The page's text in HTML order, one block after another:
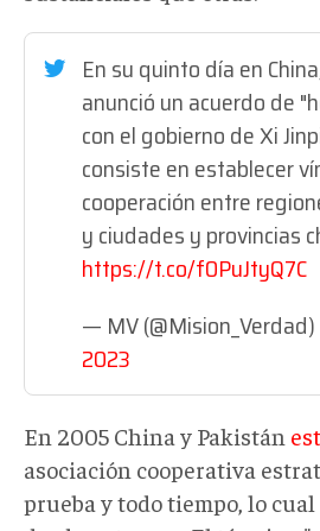
En su quinto día en
anunció un acuerdo de
con el gobierno de Xi
consiste en establecer
cooperación entre
y ciudades y provincias
https://t.co/f0PuJtyQ7C
— MV (@Mision_Verdad)
2023
En 2005 China y Pakistán
asociación cooperativa
prueba y todo tiempo, lo